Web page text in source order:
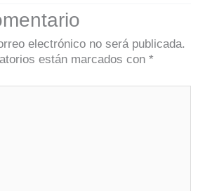
electrónico no será publicada.
están marcados con *